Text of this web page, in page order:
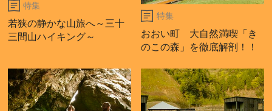
特集
若狭の静かな山旅へ～三十
三間山ハイキング～
特集
おおい町 大自然満喫「き
のこの森」を徹底解剖！！